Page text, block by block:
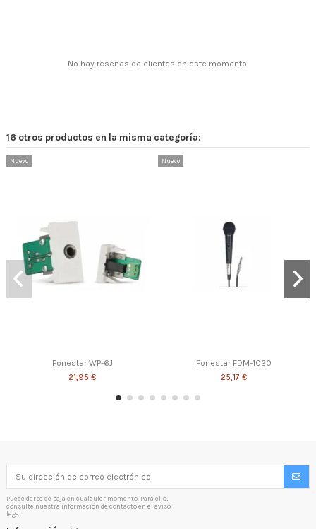
No hay reseñas de clientes en este momento.
16 otros productos en la misma categoría:
Nuevo
Fonestar WP-6J
21,95 €
Nuevo
Fonestar FDM-1020
25,17 €
Puede darse de baja en cualquier momento. Para ello,
consulte nuestra información de contacto en el aviso
legal.